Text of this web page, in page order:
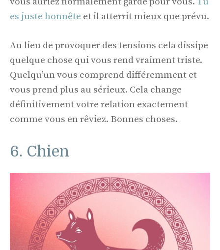
es juste honnête et il atterrit mieux que prévu.
Au lieu de provoquer des tensions cela dissipe
quelque chose qui vous rend vraiment triste.
Quelqu’un vous comprend différemment et
vous prend plus au sérieux. Cela change
définitivement votre relation exactement
comme vous en rêviez. Bonnes choses.
6. Chien